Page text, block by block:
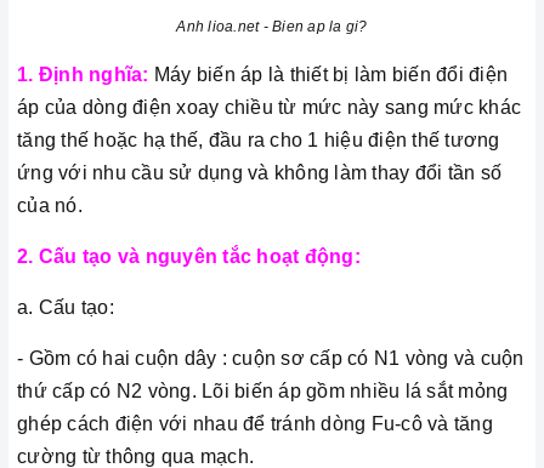
Anh lioa.net - Bien ap la gi?
1. Định nghĩa: Máy biến áp là thiết bị làm biến đổi điện
áp của dòng điện xoay chiều từ mức này sang mức khác
tăng thế hoặc hạ thế, đầu ra cho 1 hiệu điện thế tương
ứng với nhu cầu sử dụng và không làm thay đổi tần số
của nó.
2. Cấu tạo và nguyên tắc hoạt động:
a. Cấu tạo:
- Gồm có hai cuộn dây : cuộn sơ cấp có N1 vòng và cuộn
thứ cấp có N2 vòng. Lõi biến áp gồm nhiều lá sắt mỏng
ghép cách điện với nhau để tránh dòng Fu-cô và tăng
cường từ thông qua mạch.